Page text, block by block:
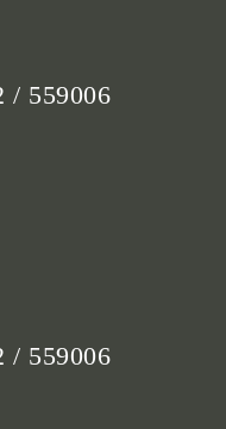
/ 559006
/ 559006